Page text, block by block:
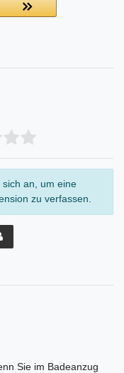
sich an, um eine
zu verfassen.
Sie im Badeanzug